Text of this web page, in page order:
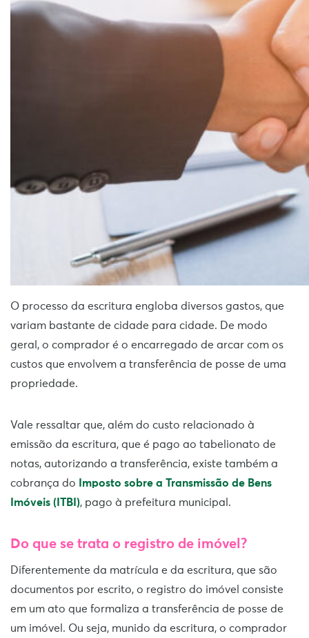
O processo da escritura engloba diversos gastos, que
variam bastante de cidade para cidade. De modo
geral, o comprador é o encarregado de arcar com os
custos que envolvem a transferência de posse de uma
propriedade.
Vale ressaltar que, além do custo relacionado à
emissão da escritura, que é pago ao tabelionato de
notas, autorizando a transferência, existe também a
cobrança do
Imposto sobre a Transmissão de Bens
Imóveis (ITBI), pago à prefeitura municipal.
Do que se trata o registro de imóvel?
Diferentemente da matrícula e da escritura, que são
documentos por escrito, o registro do imóvel consiste
em um ato que formaliza a transferência de posse de
um imóvel. Ou seja, munido da escritura, o comprador